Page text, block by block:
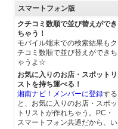
スマートフォン版
クチコミ数順で並び替えができ
ちゃう！
モバイル端末での検索結果もク
チコミ数順で並び替えができち
ゃうよ☆
お気に入りのお店・スポットリ
ストを持ち運べる！
湘南ナビ！メンバーに登録する
と、お気に入りのお店・スポッ
トリストが作れちゃう。PC・
スマートフォン共通だから、い